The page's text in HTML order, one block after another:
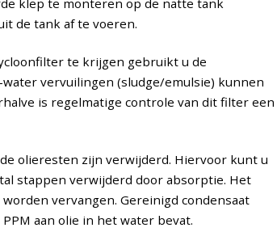
klep te monteren op de natte tank
de tank af te voeren.
te krijgen gebruikt u de
vervuilingen (sludge/emulsie) kunnen
is regelmatige controle van dit filter een
olieresten zijn verwijderd. Hiervoor kunt u
stappen verwijderd door absorptie. Het
vervangen. Gereinigd condensaat
aan olie in het water bevat.